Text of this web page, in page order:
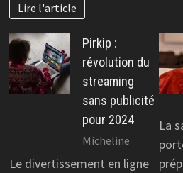
Lire l'article
Pirkip :
révolution du
streaming
sans publicité
pour 2024
Micheline
Le divertissement en ligne
La